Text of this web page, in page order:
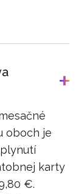
oboch je
karty
€.